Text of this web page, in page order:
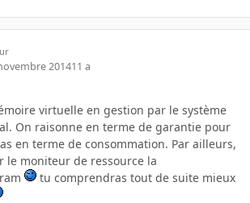
201411 a
virtuelle en gestion par le système
On raisonne en terme de garantie pour
en terme de consommation. Par ailleurs,
le moniteur de ressource la
tu comprendras tout de suite mieux